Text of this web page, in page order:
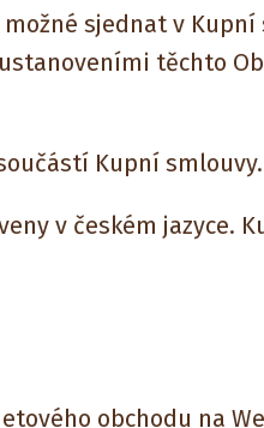
sjednat v Kupní
těchto
Kupní smlouvy.
v českém jazyce.
obchodu na